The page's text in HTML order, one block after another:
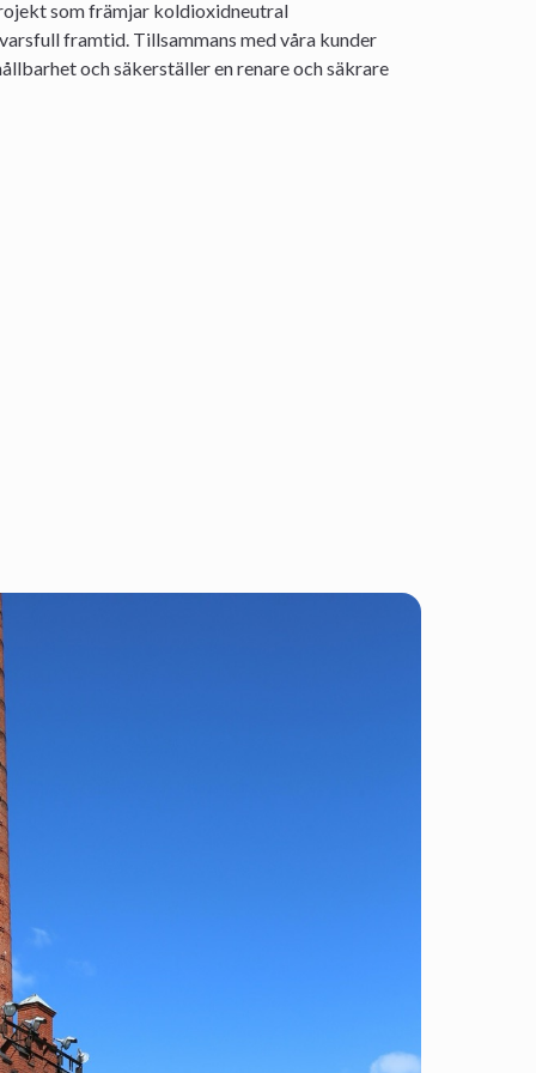
som främjar koldioxidneutral
framtid. Tillsammans med våra kunder
och säkerställer en renare och säkrare